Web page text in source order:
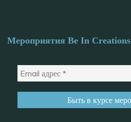
Мероприятия Be In Creations